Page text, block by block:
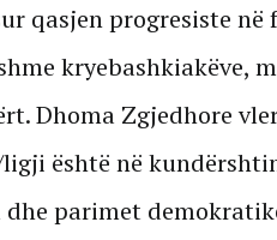
qasjen progresiste
kryebashkiakëve,
Dhoma Zgjedhore
është në
parimet